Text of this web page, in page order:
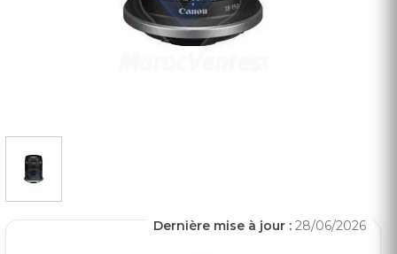
Dernière mise à jour : 28/06/2026